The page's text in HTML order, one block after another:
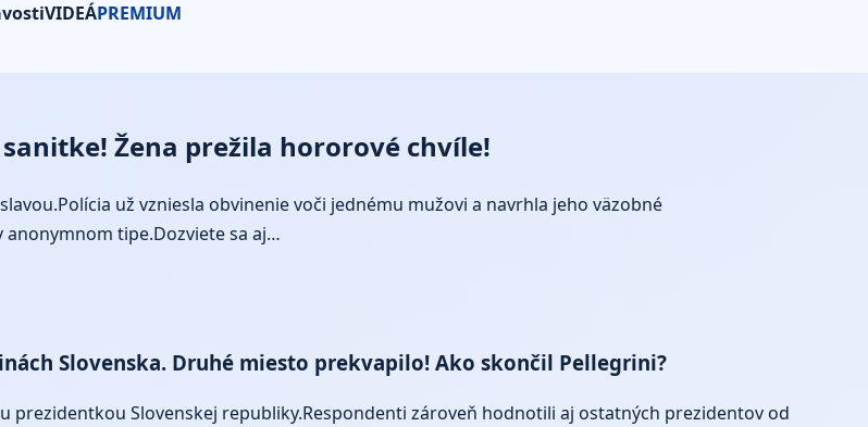
VIDEÁPREMIUM
Žena prežila hororové chvíle!
už vzniesla obvinenie voči jednému mužovi a navrhla jeho väzobné
tipe.Dozviete sa aj…
Slovenska. Druhé miesto prekvapilo! Ako skončil Pellegrini?
Slovenskej republiky.Respondenti zároveň hodnotili aj ostatných prezidentov od